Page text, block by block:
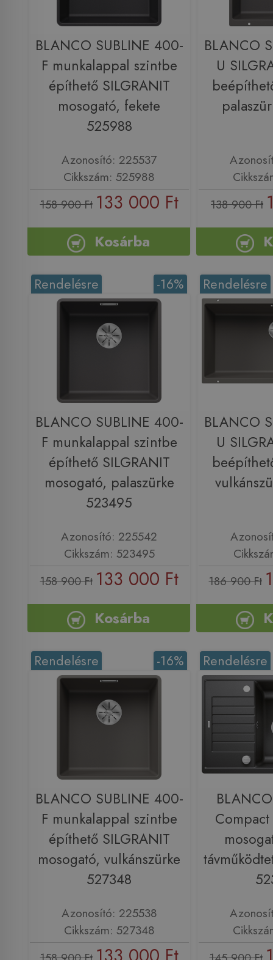
BLANCO SUBLINE 400-
F munkalappal szintbe
építhető SILGRANIT
mosogató, fekete
525988
Azonosító: 225537
Cikkszám: 525988
158 900 Ft 133 000 Ft
Kosárba
BLANCO
U
138 900 Ft
-16%
Rendelésre
BLANCO SUBLINE 400-
F munkalappal szintbe
építhető SILGRANIT
mosogató, palaszürke
523495
Azonosító: 225542
Cikkszám: 523495
158 900 Ft 133 000 Ft
Kosárba
Rendelésre
BLANCO
U
186 900 Ft
-16%
Rendelésre
BLANCO SUBLINE 400-
F munkalappal szintbe
építhető SILGRANIT
mosogató, vulkánszürke
527348
Azonosító: 225538
Cikkszám: 527348
Rendelésre
Compact